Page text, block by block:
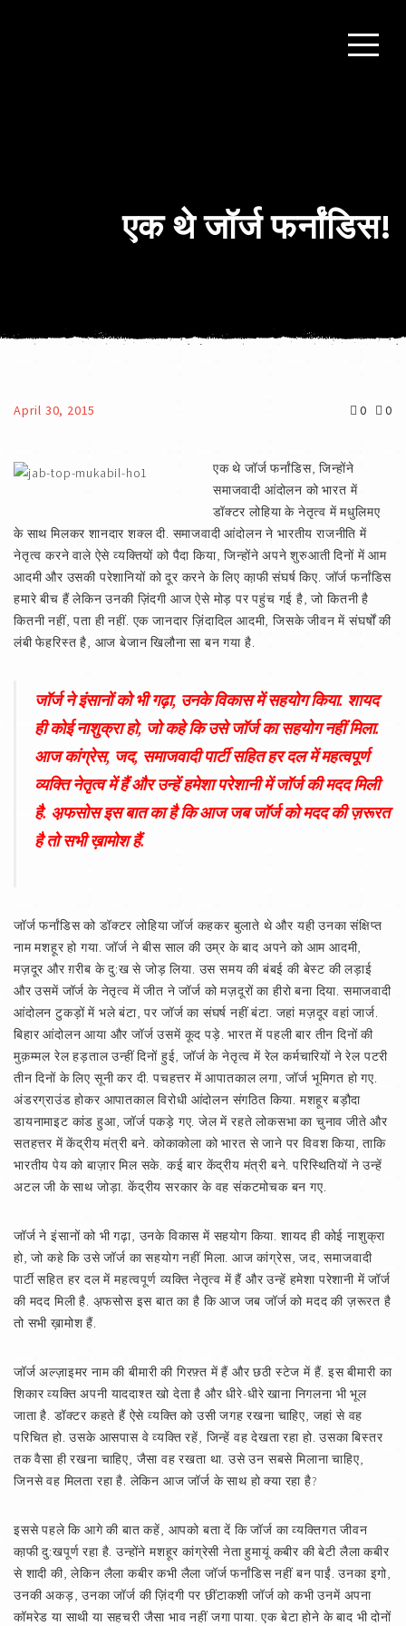
एक थे जॉर्ज फर्नांडिस!
April 30, 2015 0 0
एक थे जॉर्ज फर्नांडिस, जिन्होंने
समाजवादी आंदोलन को भारत में
डॉक्टर लोहिया के नेतृत्व में मधुलिमए
के साथ मिलकर शानदार शक्ल दी. समाजवादी आंदोलन ने भारतीय राजनीति में
नेतृत्व करने वाले ऐसे व्यक्तियों को पैदा किया, जिन्होंने अपने शुरुआती दिनों में आम
आदमी और उसकी परेशानियों को दूर करने के लिए का़फी संघर्ष किए. जॉर्ज फर्नांडिस
हमारे बीच हैं लेकिन उनकी ज़िंदगी आज ऐसे मोड़ पर पहुंच गई है, जो कितनी है
कितनी नहीं, पता ही नहीं. एक जानदार ज़िंदादिल आदमी, जिसके जीवन में संघर्षों की
लंबी फेहरिस्त है, आज बेजान खिलौना सा बन गया है.
जॉर्ज ने इंसानों को भी गढ़ा, उनके विकास में सहयोग किया. शायद
ही कोई नाशुक्रा हो, जो कहे कि उसे जॉर्ज का सहयोग नहीं मिला.
आज कांग्रेस, जद, समाजवादी पार्टी सहित हर दल में महत्वपूर्ण
व्यक्ति नेतृत्व में हैं और उन्हें हमेशा परेशानी में जॉर्ज की मदद मिली
है. अ़फसोस इस बात का है कि आज जब जॉर्ज को मदद की ज़रूरत
है तो सभी ख़ामोश हैं.
जॉर्ज फर्नांडिस को डॉक्टर लोहिया जॉर्ज कहकर बुलाते थे और यही उनका संक्षिप्त
नाम मशहूर हो गया. जॉर्ज ने बीस साल की उम्र के बाद अपने को आम आदमी,
मज़दूर और ग़रीब के दु:ख से जोड़ लिया. उस समय की बंबई की बेस्ट की लड़ाई
और उसमें जॉर्ज के नेतृत्व में जीत ने जॉर्ज को मज़दूरों का हीरो बना दिया. समाजवादी
आंदोलन टुकड़ों में भले बंटा, पर जॉर्ज का संघर्ष नहीं बंटा. जहां मज़दूर वहां जार्ज.
बिहार आंदोलन आया और जॉर्ज उसमें कूद पड़े. भारत में पहली बार तीन दिनों की
मुक़म्मल रेल हड़ताल उन्हीं दिनों हुई, जॉर्ज के नेतृत्व में रेल कर्मचारियों ने रेल पटरी
तीन दिनों के लिए सूनी कर दी. पचहत्तर में आपातकाल लगा, जॉर्ज भूमिगत हो गए.
अंडरग्राउंड होकर आपातकाल विरोधी आंदोलन संगठित किया. मशहूर बड़ौदा
डायनामाइट कांड हुआ, जॉर्ज पकड़े गए. जेल में रहते लोकसभा का चुनाव जीते और
सतहत्तर में केंद्रीय मंत्री बने. कोकाकोला को भारत से जाने पर विवश किया, ताकि
भारतीय पेय को बाज़ार मिल सके. कई बार केंद्रीय मंत्री बने. परिस्थितियों ने उन्हें
अटल जी के साथ जोड़ा. केंद्रीय सरकार के वह संकटमोचक बन गए.
जॉर्ज ने इंसानों को भी गढ़ा, उनके विकास में सहयोग किया. शायद ही कोई नाशुक्रा
हो, जो कहे कि उसे जॉर्ज का सहयोग नहीं मिला. आज कांग्रेस, जद, समाजवादी
पार्टी सहित हर दल में महत्वपूर्ण व्यक्ति नेतृत्व में हैं और उन्हें हमेशा परेशानी में जॉर्ज
की मदद मिली है. अ़फसोस इस बात का है कि आज जब जॉर्ज को मदद की ज़रूरत है
तो सभी ख़ामोश हैं.
जॉर्ज अल्ज़ाइमर नाम की बीमारी की गिरफ़्त में हैं और छठी स्टेज में हैं. इस बीमारी का
शिकार व्यक्ति अपनी याददाश्त खो देता है और धीरे-धीरे खाना निगलना भी भूल
जाता है. डॉक्टर कहते हैं ऐसे व्यक्ति को उसी जगह रखना चाहिए, जहां से वह
परिचित हो. उसके आसपास वे व्यक्ति रहें, जिन्हें वह देखता रहा हो. उसका बिस्तर
तक वैसा ही रखना चाहिए, जैसा वह रखता था. उसे उन सबसे मिलाना चाहिए,
जिनसे वह मिलता रहा है. लेकिन आज जॉर्ज के साथ हो क्या रहा है?
इससे पहले कि आगे की बात कहें, आपको बता दें कि जॉर्ज का व्यक्तिगत जीवन
का़फी दु:खपूर्ण रहा है. उन्होंने मशहूर कांग्रेसी नेता हुमायूं कबीर की बेटी लैला कबीर
से शादी की, लेकिन लैला कबीर कभी लैला जॉर्ज फर्नांडिस नहीं बन पाईं. उनका इगो,
उनकी अकड़, उनका जॉर्ज की ज़िंदगी पर छींटाकशी जॉर्ज को कभी उनमें अपना
कॉमरेड या साथी या सहचरी जैसा भाव नहीं जगा पाया. एक बेटा होने के बाद भी दोनों